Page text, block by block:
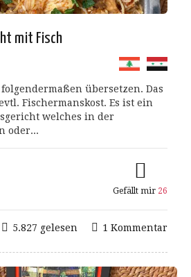
mit Fisch
übersetzen. Das
Fischermanskost. Es ist ein
welches in der
oder...
Gefällt mir 26
1 Kommentar
5.827 gelesen